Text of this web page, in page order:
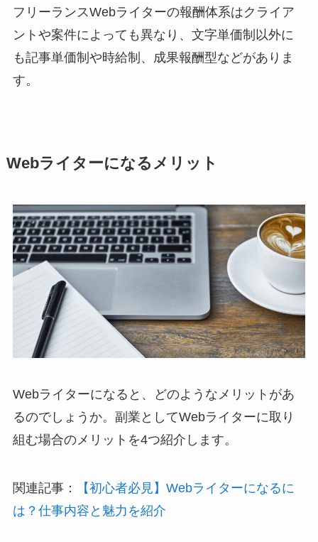
フリーランスWebライターの報酬体系はクライア
ントや案件によっても異なり、文字単価制以外に
も記事単価制や時給制、成果報酬型などがありま
す。
Webライターになるメリット
Webライターになると、どのようなメリットがあ
るのでしょうか。副業としてWebライターに取り
組む場合のメリットを4つ紹介します。
関連記事：
【初心者必見】Webライターになるに
は？仕事内容と魅力を紹介